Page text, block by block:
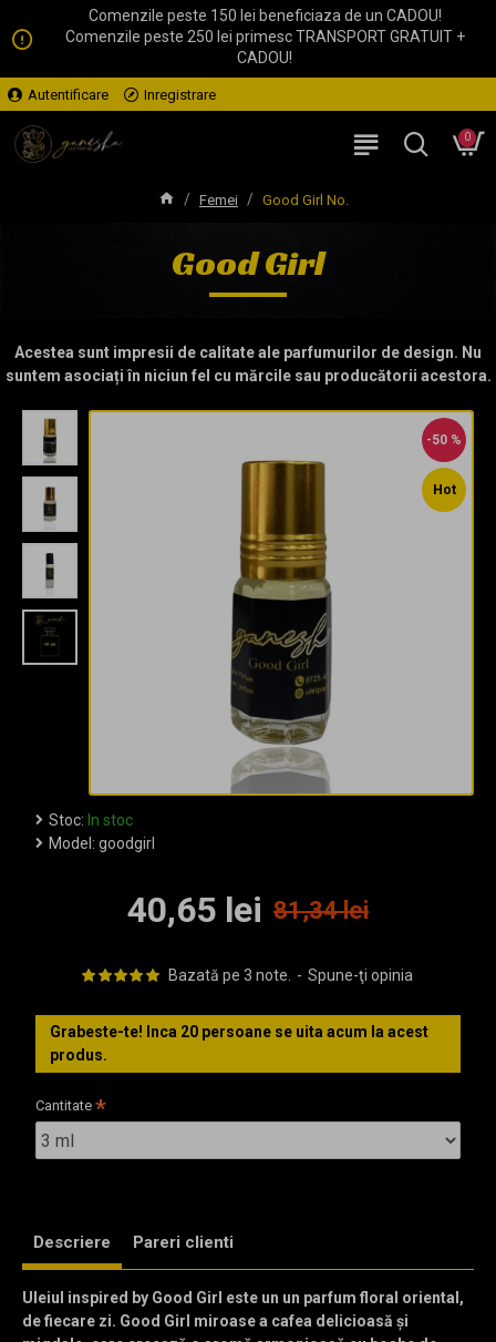
Comenzile peste 150 lei beneficiaza de un CADOU!
Comenzile peste 250 lei primesc TRANSPORT GRATUIT +
CADOU!
Autentificare Inregistrare
0
Femei Good Girl No.
Good Girl
Acestea sunt impresii de calitate ale parfumurilor de design. Nu
suntem asociați în niciun fel cu mărcile sau producătorii acestora.
Hot
-50 %
Stoc: In stoc
Model: goodgirl
Bazată pe 3 note. - Spune-ţi opinia
Grabeste-te! Inca 20 persoane se uita acum la acest
produs.
40,65 lei 81,34 lei
Cantitate
Descriere Pareri clienti
Uleiul inspired by Good Girl este un un parfum floral oriental,
de fiecare zi. Good Girl miroase a cafea delicioasă și